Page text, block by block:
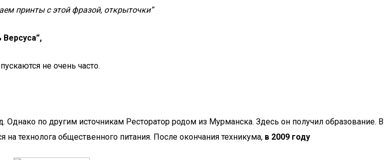
принты с этой фразой, открыточки”
не очень часто.
Однако по другим источникам Ресторатор родом из Мурманска. Здесь он получил образование. В
технолога общественного питания. После окончания техникума, в 2009 году